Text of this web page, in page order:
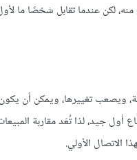
لكن عندما تقابل شخصًا ما
ويصعب تغييرها، ويمكن أن يكون
أول جيد، لذا تُعَد مقاربة
الاتصال الأولي.